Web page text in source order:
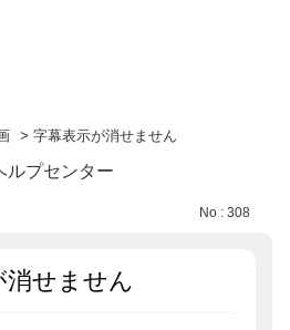
> 字幕表示が消せません
No : 308
消せません